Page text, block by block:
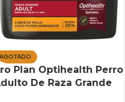
AGOTADO
Plan Optihealth Perro
De Raza Grande